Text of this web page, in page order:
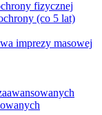
fizycznej
(co 5 lat)
imprezy masowej